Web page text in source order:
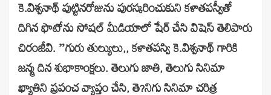
కె.విశ్వనాథ్‌ పుట్టినరోజును పురస్కరించుకుని కళాతపస్వీతో
దిగిన ఫొటోను సోషల్‌ మీడియాలో షేర్‌ చేసి విషెస్‌ తెలిపారు
చిరంజీవి. ”గురు తుల్యులు,, కళాతపస్వి కె.విశ్వనాథ్‌ గారికి
జన్మ దిన శుభాకాంక్షలు. తెలుగు జాతి, తెలుగు సినిమా
ఖ్యాతిని ప్రపంచ వ్యాప్తం చేసి, తె?నిగు సినిమా చరిత్ర